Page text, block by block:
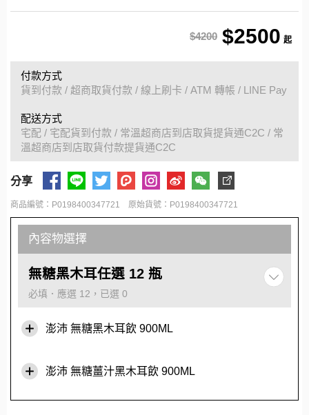
$4200 $2500 起
付款方式
貨到付款 / 超商取貨付款 / 線上刷卡 / ATM 轉帳 / LINE Pay
配送方式
宅配 / 宅配貨到付款 / 常溫超商店到店取貨提貨通C2C / 常
溫超商店到店取貨付款提貨通C2C
分享
商品編號：P0198400347721 原始貨號：P0198400347721
內容物選擇
無糖黑木耳任選 12 瓶
必填．應選 12，已選 0
澎沛 無糖黑木耳飲 900ML
澎沛 無糖薑汁黑木耳飲 900ML